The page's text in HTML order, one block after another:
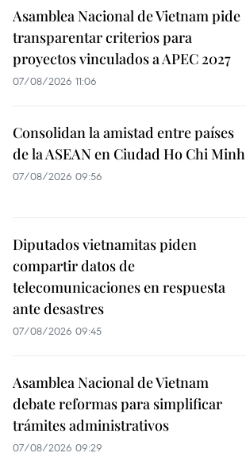
Asamblea Nacional de Vietnam pide
transparentar criterios para
proyectos vinculados a APEC 2027
07/08/2026 11:06
Consolidan la amistad entre países
de la ASEAN en Ciudad Ho Chi Minh
07/08/2026 09:56
Diputados vietnamitas piden
compartir datos de
telecomunicaciones en respuesta
ante desastres
07/08/2026 09:45
Asamblea Nacional de Vietnam
debate reformas para simplificar
trámites administrativos
07/08/2026 09:29